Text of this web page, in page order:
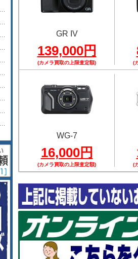
GR IV
139,000円
(カメラ買取の上限査定額) (
WG-7
16,000円
(カメラ買取の上限査定額) (